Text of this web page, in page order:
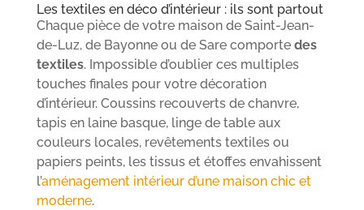
Les textiles en déco d’intérieur : ils sont partout
Chaque pièce de votre maison de Saint-Jean-
de-Luz, de Bayonne ou de Sare comporte des
textiles. Impossible d’oublier ces multiples
touches finales pour votre décoration
d’intérieur. Coussins recouverts de chanvre,
tapis en laine basque, linge de table aux
couleurs locales, revêtements textiles ou
papiers peints, les tissus et étoffes envahissent
l’aménagement intérieur d’une maison chic et
moderne.